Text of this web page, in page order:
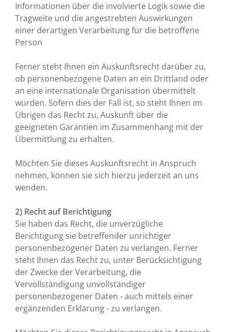
Informationen über die involvierte Logik sowie die
Tragweite und die angestrebten Auswirkungen
einer derartigen Verarbeitung für die betroffene
Person
Ferner steht Ihnen ein Auskunftsrecht darüber zu,
ob personenbezogene Daten an ein Drittland oder
an eine internationale Organisation übermittelt
wurden. Sofern dies der Fall ist, so steht Ihnen im
Übrigen das Recht zu, Auskunft über die
geeigneten Garantien im Zusammenhang mit der
Übermittlung zu erhalten.
Möchten Sie dieses Auskunftsrecht in Anspruch
nehmen, können sie sich hierzu jederzeit an uns
wenden.
2) Recht auf Berichtigung
Sie haben das Recht, die unverzügliche
Berichtigung sie betreffender unrichtiger
personenbezogener Daten zu verlangen. Ferner
steht Ihnen das Recht zu, unter Berücksichtigung
der Zwecke der Verarbeitung, die
Vervollständigung unvollständiger
personenbezogener Daten - auch mittels einer
ergänzenden Erklärung - zu verlangen.